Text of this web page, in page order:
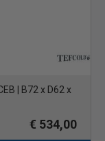
| B72 x D62 x
€ 534,00